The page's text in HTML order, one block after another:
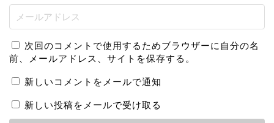
次回のコメントで使用するためブラウザーに自分の名
前、メールアドレス、サイトを保存する。
新しいコメントをメールで通知
新しい投稿をメールで受け取る